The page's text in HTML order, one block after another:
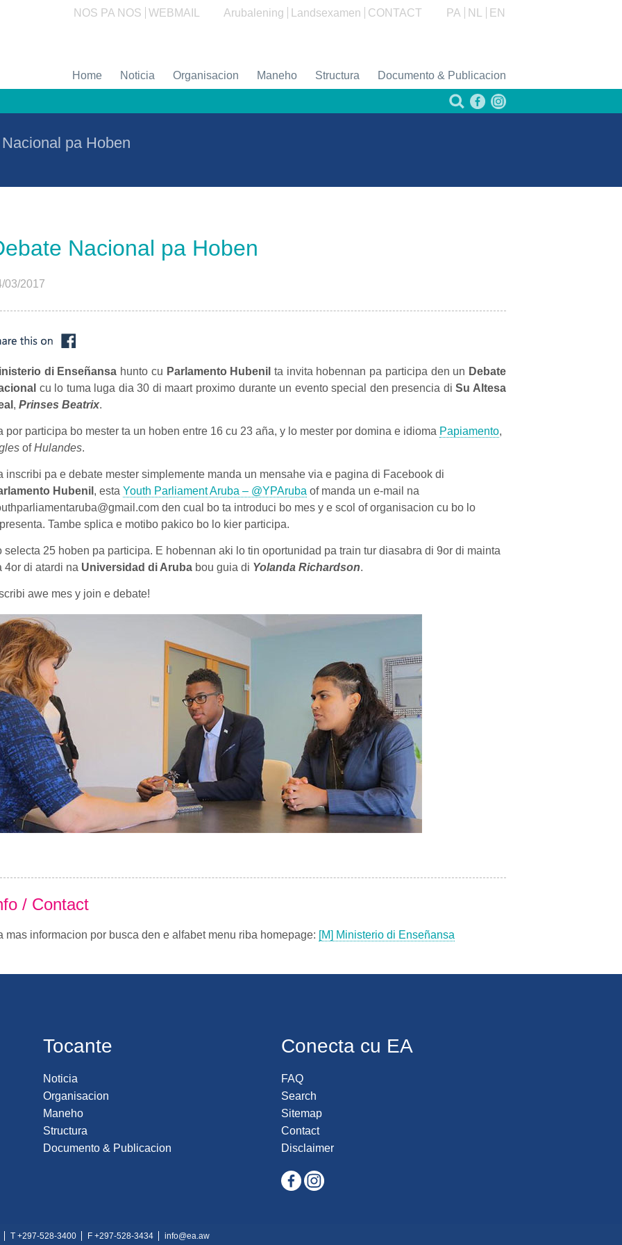
NOS PA NOS WEBMAIL Arubalening Landsexamen CONTACT PA NL EN
Home Noticia Organisacion Maneho Structura Documento & Publicacion
pa Hoben
Nacional pa Hoben
03/2017
di Enseñansa hunto cu Parlamento Hubenil ta invita hobennan pa participa den un Debate
cu lo tuma luga dia 30 di maart proximo durante un evento special den presencia diSu Altesa
, Prinses Beatrix.
por participa bo mester ta un hoben entre 16 cu 23 aña, y lo mester por domina e idioma Papiamento,
ofHulandes.
inscribi pa e debate mester simplemente manda un mensahe via e pagina di Facebook di
Hubenil , esta Youth Parliament Aruba – @YPAruba of manda un e-mail na
den cual bo ta introduci bo mes y e scol of organisacion cu bo lo
Tambe splica e motibo pakico bo lo kier participa.
selecta 25 hoben pa participa. E hobennan aki lo tin oportunidad pa train tur diasabra di 9or di mainta
4or di atardi na Universidad di Aruba bou guia di Yolanda Richardson.
awe mes y join e debate!
/ Contact
mas informacion por busca den e alfabet menu riba homepage: [M] Ministerio di Enseñansa
Tocante
Noticia
Organisacion
Maneho
Structura
Documento & Publicacion
Conecta cu EA
FAQ
Search
Sitemap
Contact
Disclaimer
T +297-528-3400 F +297-528-3434 info@ea.aw